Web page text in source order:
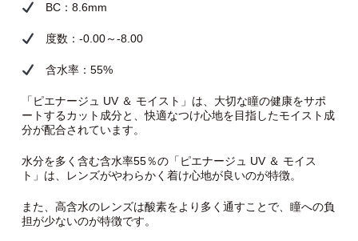
BC：8.6mm
度数：-0.00～-8.00
含水率：55%
「ピエナージュ UV ＆ モイスト」は、大切な瞳の健康をサポ
ートするカット成分と、快適なつけ心地を目指したモイスト成
分が配合されています。
水分を多く含む含水率55％の「ピエナージュ UV ＆ モイス
ト」は、レンズがやわらかく着け心地が良いのが特徴。
また、高含水のレンズは酸素をより多く通すことで、瞳への負
担が少ないのが特徴です。